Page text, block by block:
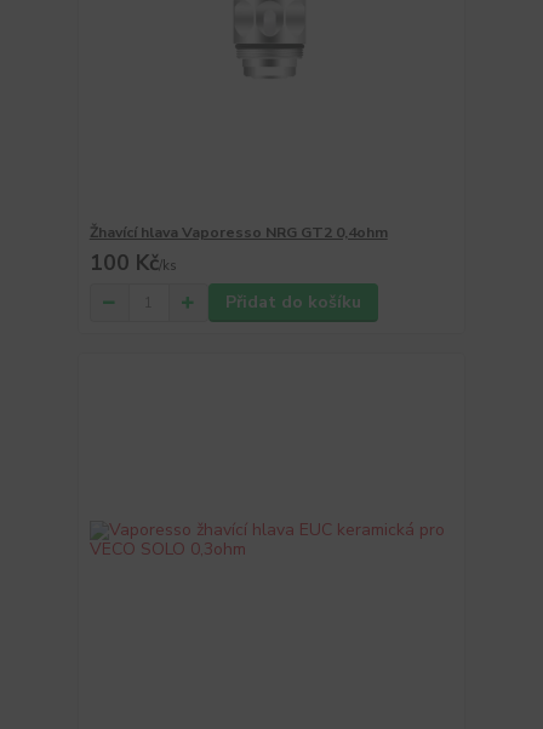
Žhavící hlava Vaporesso NRG GT2 0,4ohm
100 Kč/ks
Přidat do košíku